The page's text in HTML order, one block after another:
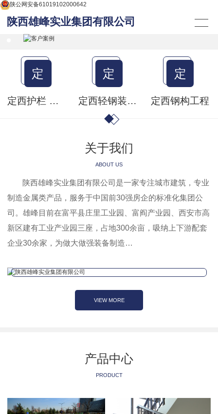
陕公网安备61019102000642
陕西雄峰实业集团有限公司
定
定西护栏 百页
定
定西轻钢装配式房屋 集成房屋
定
定西钢构工程
关于我们
ABOUT US
陕西雄峰实业集团有限公司是一家专注城市建筑，专业
制造金属类产品，服务于中国前30强房企的标准化集团公
司。雄峰目前在富平县庄里工业园、富阎产业园、西安市高
新区建有工业产业园三座，占地300余亩，吸纳上下游配套
企业30余家，为做大做强装备制造…
VIEW MORE
产品中心
PRODUCT